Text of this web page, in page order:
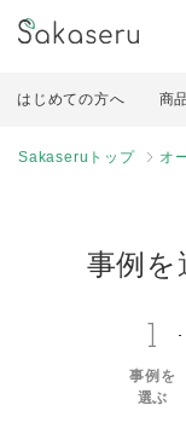
はじめての方へ 商
Sakaseruトップ オ
事例を
1
事例を
選ぶ